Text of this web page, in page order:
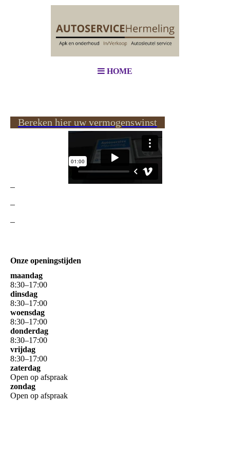
HOME
Bereken hier uw vermogenswinst
Onze openingstijden
maandag
8:30–17:00
dinsdag
8:30–17:00
woensdag
8:30–17:00
donderdag
8:30–17:00
vrijdag
8:30–17:00
zaterdag
Open op afspraak
zondag
Open op afspraak